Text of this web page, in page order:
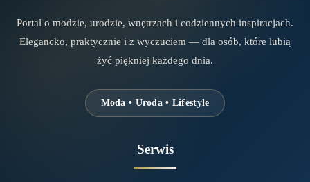
Portal o modzie, urodzie, wnętrzach i codziennych inspiracjach.
Elegancko, praktycznie i z wyczuciem — dla osób, które lubią
żyć piękniej każdego dnia.
Moda • Uroda • Lifestyle
Serwis